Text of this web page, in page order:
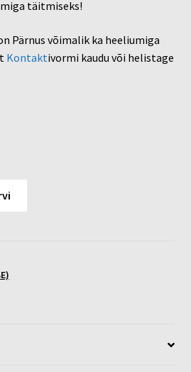
täitmiseks!
Pärnus võimalik ka heeliumiga
Kontaktivormi kaudu või helistage